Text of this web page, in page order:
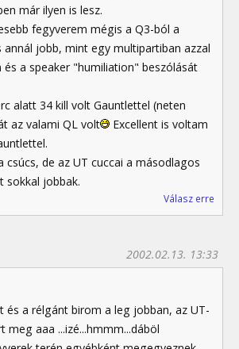
már ilyen is lesz.
fegyverem mégis a Q3-ból a
annál jobb, mint egy multipartiban azzal
és a speaker "humiliation" beszólását
alatt 34 kill volt Gauntlettel (neten
az valami QL volt
Excellent is voltam
csúcs, de az UT cuccai a másodlagos
sokkal jobbak.
Válasz erre
2002.02.13. 13:33
és a rélgánt birom a leg jobban, az UT-
meg aaa ...izé...hmmm...dáböl